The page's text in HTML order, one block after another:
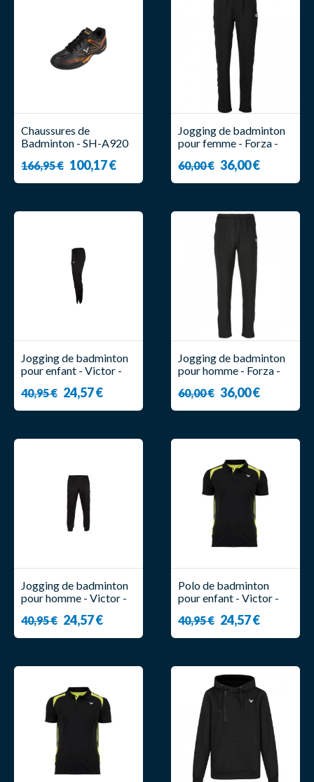
Chaussures de
Badminton - SH-A920
166,95 € 100,17 €
Jogging de badminton
pour femme - Forza -
60,00 € 36,00 €
Jogging de badminton
pour enfant - Victor -
40,95 € 24,57 €
Jogging de badminton
pour homme - Forza -
60,00 € 36,00 €
Jogging de badminton
pour homme - Victor -
40,95 € 24,57 €
Polo de badminton
pour enfant - Victor -
40,95 € 24,57 €